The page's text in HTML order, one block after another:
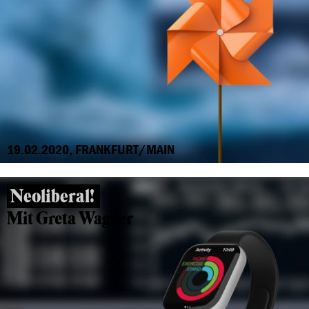
19.02.2020, FRANKFURT/MAIN
Neoliberal!
Mit Greta Wagner